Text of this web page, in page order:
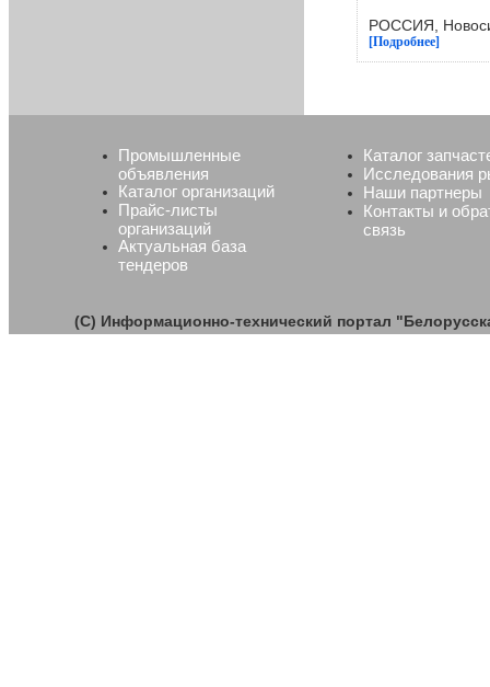
РОССИЯ,
[Подробнее]
Промышленные
объявления
Каталог организаций
Прайс-листы
организаций
Актуальная база
тендеров
Каталог
Исследования
Наши партнеры
Контакты и
связь
(C) Информационно-технический портал